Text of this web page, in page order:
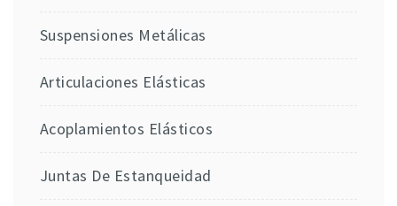
Suspensiones Metálicas
Articulaciones Elásticas
Acoplamientos Elásticos
Juntas De Estanqueidad